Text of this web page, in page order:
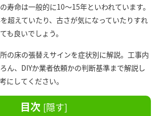
寿命は一般的に10〜15年といわれています。
超えていたり、古さが気になっていたりすれ
も良いでしょう。
の床の張替えサインを症状別に解説。工事内
ん、DIYか業者依頼かの判断基準まで解説し
にしてください。
目次 [隠す]